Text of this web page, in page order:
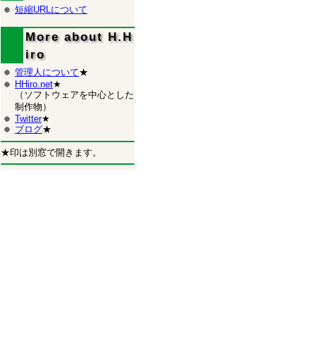
短縮URLについて
More about H.H
iro
管理人について★
HHiro.net★
（ソフトウェアを中心とした
制作物）
Twitter★
ブログ★
★印は別窓で開きます。